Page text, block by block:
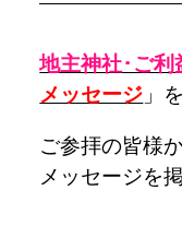
地主神社･ご利
メッセージ 」
ご参拝の皆様
メッセージを